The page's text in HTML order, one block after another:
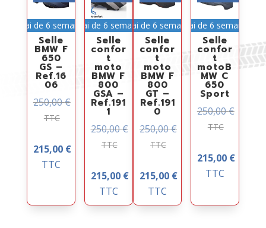
Délai de 6 semaines
Selle
BMW F
650
GS –
Ref.16
06
250,00€
TTC
215,00 €
TTC
Délai de 6 semaines
Selle
confor
t
moto
BMW F
800
GSA –
Ref.191
1
250,00€
TTC
215,00 €
TTC
Délai de 6 semaines
Selle
confor
t
moto
BMW F
800
GT –
Ref.191
0
250,00€
TTC
215,00 €
TTC
Délai de 6 semaines
Selle
confor
t
motoB
MW C
650
Sport
250,00€
TTC
215,00 €
TTC